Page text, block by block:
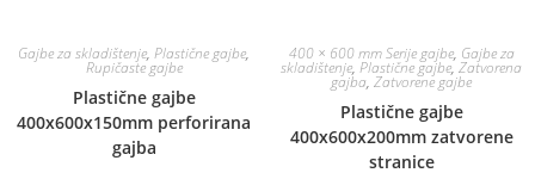
Gajbe za skladištenje, Plastične gajbe,
Rupičaste gajbe
Plastične gajbe
400x600x150mm perforirana
gajba
400 × 600 mm Serije gajbe, Gajbe za
skladištenje, Plastične gajbe,Zatvorena
gajba, Zatvorene gajbe
Plastične gajbe
400x600x200mm zatvorene
stranice